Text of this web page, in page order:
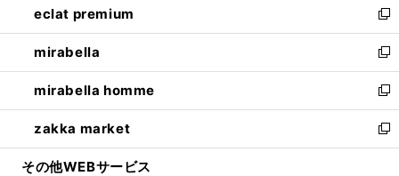
く
で
開
く
ド
ウ
で
開
く
ィ
ン
ド
ウ
で
開
く
い
ウ
ィ
ン
ド
ウ
で
開
eclat premium
新
し
い
ウ
ィ
ン
ド
ウ
mirabella
新
し
い
ウ
ィ
ン
mirabella homme
新
し
い
ウ
zakka market
新
し
その他WEBサービス